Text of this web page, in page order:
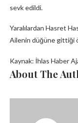
sevk edildi.
Yaralılardan Hasret
Ailenin düğüne gittiği
Kaynak: İhlas Haber
About The